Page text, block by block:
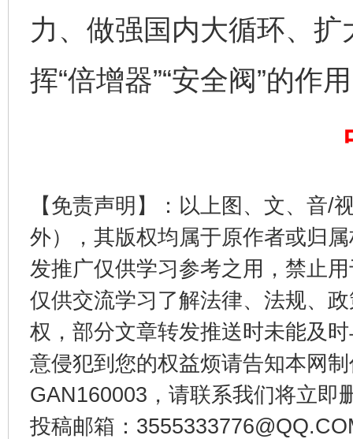
力、做强国内大循环、
挥“倍增器”“安全阀”的作
【免责声明】：以上图、文、音/
外），其版权均属于原作者或归
发推广仅供学习参考之用，禁止
仅供交流学习了解法律、法规、
权，部分文章转发推送时未能及
意侵犯到您的权益烦请告知本网
GAN160003，请联系我们将立即
投稿邮箱：
完善运行机制助力责任有效落实 一纸欠
东山县通报“牛蛙产品抗生素超标问题” 法